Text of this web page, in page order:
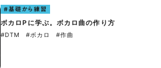
#基礎から練習
ボカロPに学ぶ。ボカロ曲の作り方
#DTM #ボカロ #作曲